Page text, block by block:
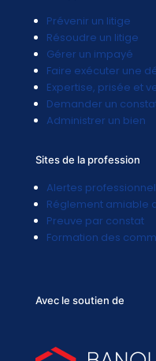
Prévenir un litige
Résoudre un litige
Gérer un impayé
Faire exécuter une
Expertise, prisée et
Demander un
Administrer un bien
Sites de la profession
Alertes
Réglement amiable
Preuve par constat
Formation des
Avec le soutien de